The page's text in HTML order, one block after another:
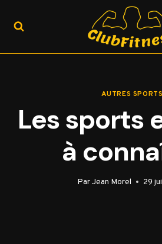
AUTRES SPORTS
Les sports
à
ParJean Morel 29